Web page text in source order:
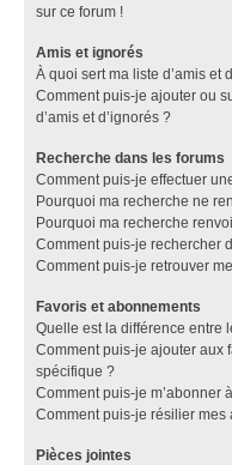
sur ce forum !
Amis et ignorés
À quoi sert ma liste d’amis et
Comment puis-je ajouter ou
d’amis et d’ignorés ?
Recherche dans les forums
Comment puis-je effectuer
Pourquoi ma recherche ne
Pourquoi ma recherche
Comment puis-je rechercher
Comment puis-je retrouver
Favoris et abonnements
Quelle est la différence entre
Comment puis-je ajouter aux
spécifique ?
Comment puis-je m’abonner
Comment puis-je résilier mes
Pièces jointes